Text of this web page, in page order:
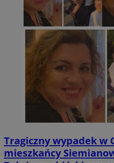
Tragiczny wypadek w
mieszkańcy